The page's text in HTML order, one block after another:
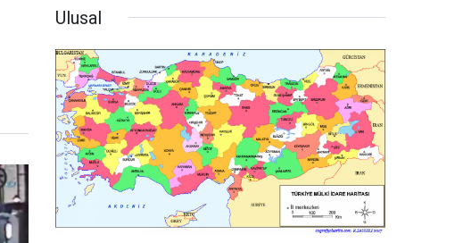
Ulusal